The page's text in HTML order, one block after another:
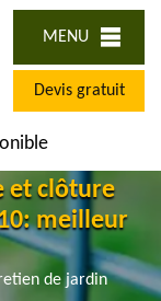
MENU
Devis gratuit
et clôture
meilleur
de jardin